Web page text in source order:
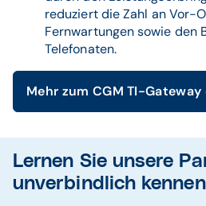
reduziert die Zahl an Vor-
Fernwartungen sowie den
Telefonaten.
Mehr zum CGM TI-Gateway
Lernen Sie unsere
unverbindlich kennen